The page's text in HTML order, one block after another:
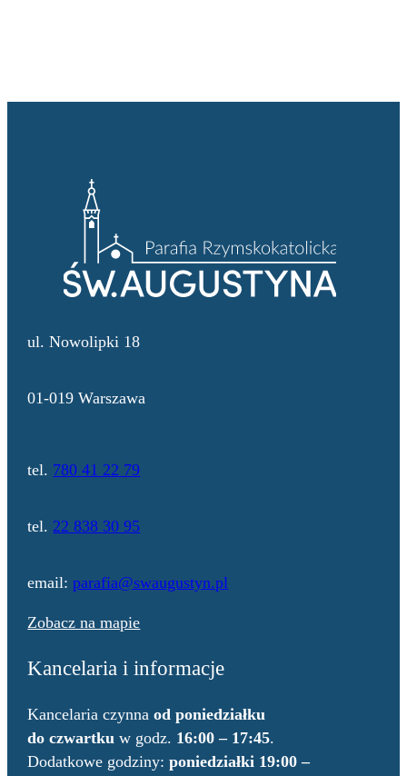
ul. Nowolipki 18
01-019 Warszawa
tel. 780 41 22 79
tel. 22 838 30 95
email:parafia@swaugustyn.pl
Zobacz na mapie
Kancelaria i informacje
Kancelaria czynnaod poniedziałku
do czwartku w godz. 16:00 – 17:45.
Dodatkowe godziny:poniedziałki 19:00 –